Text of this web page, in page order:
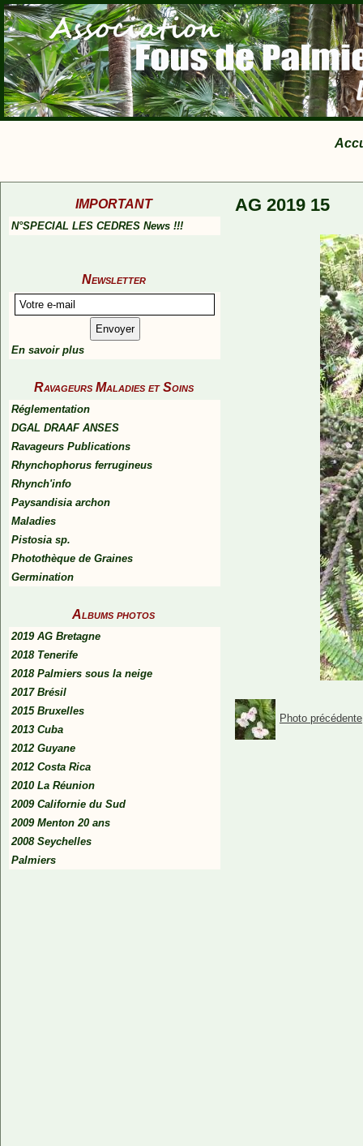
IMPORTANT
N°SPECIAL LES CEDRES News !!!
Newsletter
En savoir plus
Ravageurs Maladies et Soins
Réglementation
DGAL DRAAF ANSES
Ravageurs Publications
Rhynchophorus ferrugineus
Rhynch'info
Paysandisia archon
Maladies
Pistosia sp.
Photothèque de Graines
Germination
Albums photos
2019 AG Bretagne
2018 Tenerife
2018 Palmiers sous la neige
2017 Brésil
2015 Bruxelles
2013 Cuba
2012 Guyane
2012 Costa Rica
2010 La Réunion
2009 Californie du Sud
2009 Menton 20 ans
2008 Seychelles
Palmiers
AG 2019 15
Photo précédente